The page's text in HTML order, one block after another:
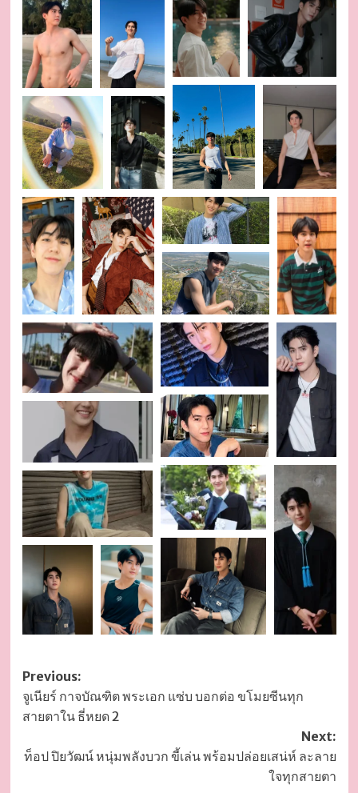
Post
navigation
Previous:
จูเนียร์ กาจบัณฑิต พระเอก แซ่บ บอกต่อ ขโมยซีนทุก
สายตาใน ธี่หยด 2
Next:
ท็อป ปิยวัฒน์ หนุ่มพลังบวก ขี้เล่น พร้อมปล่อยเสน่ห์ ละลาย
ใจทุกสายตา